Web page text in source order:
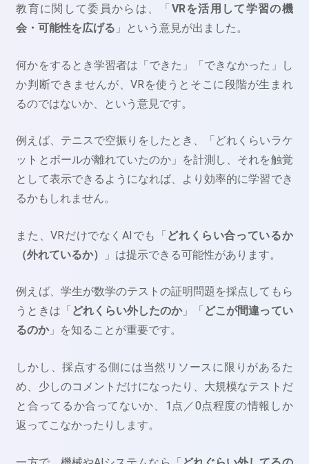
教育に関して委員からは、「VRを活用して学習の機
会・可能性を広げる 」という意見が出ました。
何かをするとき学習者は「できた」「できなかった」し
か判断できませんが、VRを使うとそこに段階が生まれ
るのではないか、という意見です。
例えば、テニスで空振りをしたとき、「どれくらいラケ
ットとボールが離れていたのか」を計測し、それを触覚
として表示できるようになれば、より効率的に学習でき
るかもしれません。
また、VRだけでなくAIでも「どれくらい合っているか
（外れているか）
」は提示できる可能性があります。
例えば、学生が数学のテストの証明問題を採点してもら
うときは「 どれくらい外したのか」「 どこが間違ってい
るのか」を知ることが重要です。
しかし、採点する側には当然リソースに限りがあるた
め、少しのコメントだけになったり、大規模なテストだ
と合ってるか合ってないか、1点／0点程度の情報しか
返ってこなかったりします。